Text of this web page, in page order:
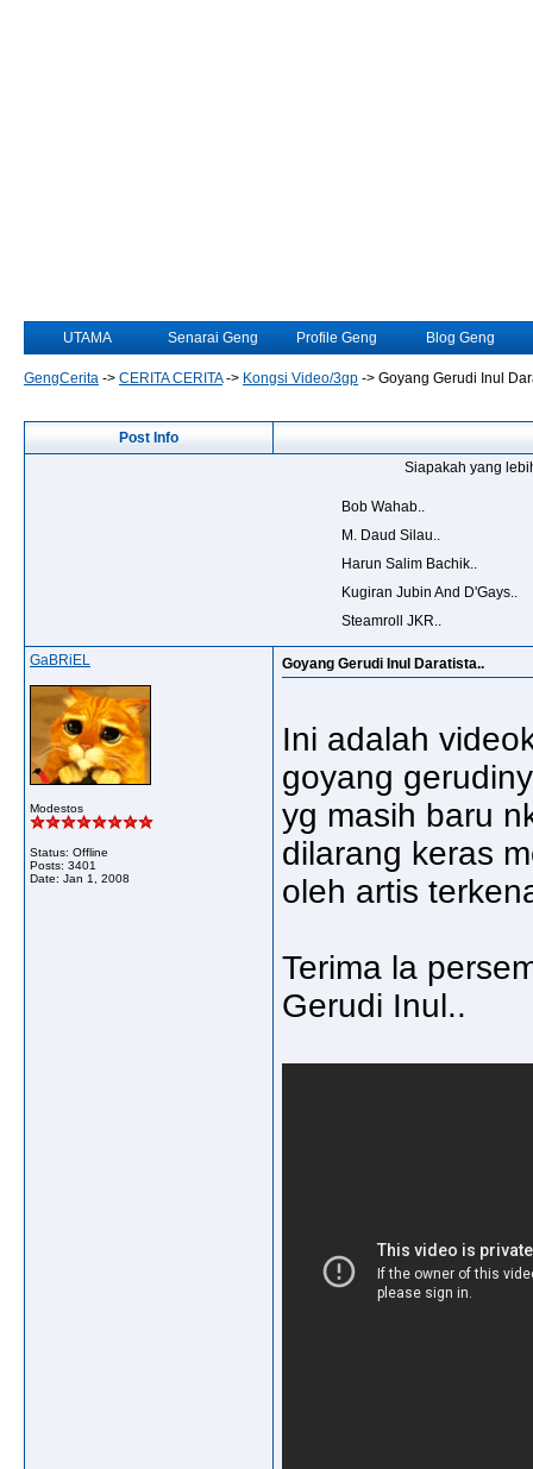
UTAMA Senarai Geng Profile Geng Blog Geng
GengCerita -> CERITA CERITA-> Kongsi Video/3gp -> Goyang Gerudi Inul
Post Info
Siapakah yang
Bob Wahab..
M. Daud Silau..
Harun Salim Bachik..
Kugiran Jubin And D'Gays..
Steamroll JKR..
GaBRiEL
Modestos
Status: Offline
Posts: 3401
Date: Jan 1, 2008
Goyang Gerudi Inul Daratista..
Ini adalah
goyang
yg masih baru
dilarang keras
oleh artis
Terima la
Gerudi Inul..